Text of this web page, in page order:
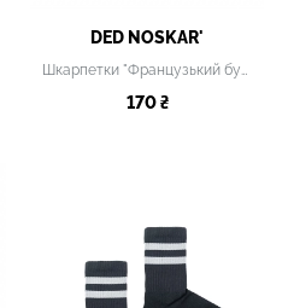
DED NOSKAR'
Шкарпетки "Французький бульдог" чоловічі
170 ₴